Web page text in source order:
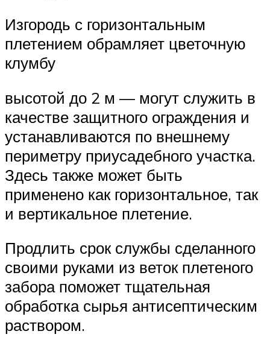
Изгородь с горизонтальным
плетением обрамляет цветочную
клумбу
высотой до 2 м — могут служить в
качестве защитного ограждения и
устанавливаются по внешнему
периметру приусадебного участка.
Здесь также может быть
применено как горизонтальное, так
и вертикальное плетение.
Продлить срок службы сделанного
своими руками из веток плетеного
забора поможет тщательная
обработка сырья антисептическим
раствором.